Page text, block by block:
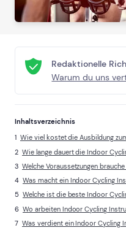
Redaktionelle
Warum du uns
Inhaltsverzeichnis
Wie viel kostet die Ausbildung
Wie lange dauert die Indoor
Welche Voraussetzungen
Was macht ein Indoor Cycling
Welche ist die beste Indoor
Wo arbeiten Indoor Cycling
Was verdient ein Indoor Cycling